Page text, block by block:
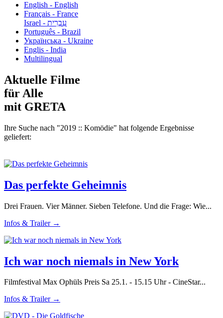
English - English
Français - France
עִבְרִית - Israel
Português - Brazil
Українська - Ukraine
Englis - India
Multilingual
Aktuelle Filme
für Alle
mit GRETA
Ihre Suche nach "2019 :: Komödie" hat folgende Ergebnisse
geliefert:
Das perfekte Geheimnis
Drei Frauen. Vier Männer. Sieben Telefone. Und die Frage: Wie...
Infos & Trailer →
Ich war noch niemals in New York
Filmfestival Max Ophüls Preis Sa 25.1. - 15.15 Uhr - CineStar...
Infos & Trailer →